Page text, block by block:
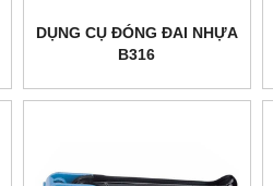
DỤNG CỤ ĐÓNG ĐAI NHỰA
B316